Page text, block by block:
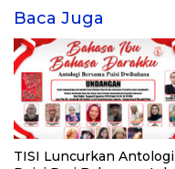
Baca Juga
TISI Luncurkan Antologi